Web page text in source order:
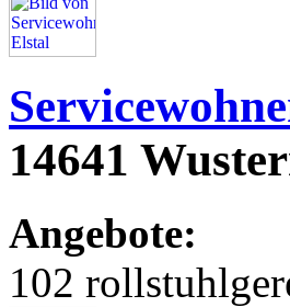
14641
Angebote:
102